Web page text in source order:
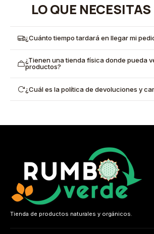
LO QUE
¿Cuánto tiempo tardará en llegar mi
¿Tienen una tienda física donde pueda
productos?
¿Cuál es la política de devoluciones y
Tienda de productos naturales y orgánicos.